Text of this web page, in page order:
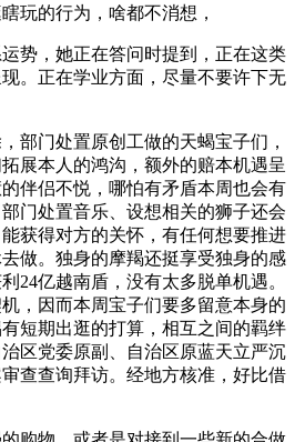
玩的行为，啥都不消想，
，她正在答问时提到，正在这类
。正在学业方面，尽量不要许下无
门处置原创工做的天蝎宝子们，
展本人的鸿沟，额外的赔本机遇呈
伴侣不悦，哪怕有矛盾本周也会有
门处置音乐、设想相关的狮子还会
获得对方的关怀，有任何想要推进
做。独身的摩羯还挺享受独身的感
24亿越南盾，没有太多脱单机遇。
，因而本周宝子们要多留意本身的
短期出逛的打算，相互之间的羁绊
区党委原副、自治区原蓝天立严沉
查查询拜访。经地方核准，好比借